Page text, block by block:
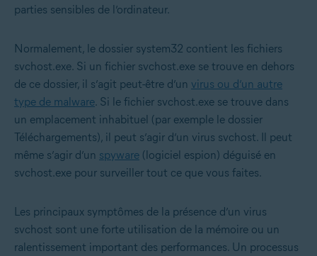
parties sensibles de l’ordinateur.
Normalement, le dossier system32 contient les fichiers
svchost.exe. Si un fichier svchost.exe se trouve en dehors
de ce dossier, il s’agit peut-être d’un virus ou d’un autre
type de malware. Si le fichier svchost.exe se trouve dans
un emplacement inhabituel (par exemple le dossier
Téléchargements), il peut s’agir d’un virus svchost. Il peut
même s’agir d’un spyware (logiciel espion) déguisé en
svchost.exe pour surveiller tout ce que vous faites.
Les principaux symptômes de la présence d’un virus
svchost sont une forte utilisation de la mémoire ou un
ralentissement important des performances. Un processus